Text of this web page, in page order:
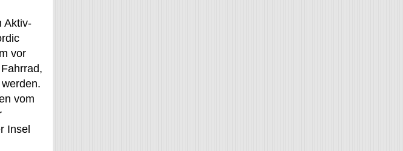
Aktiv-
vor
vom
Insel